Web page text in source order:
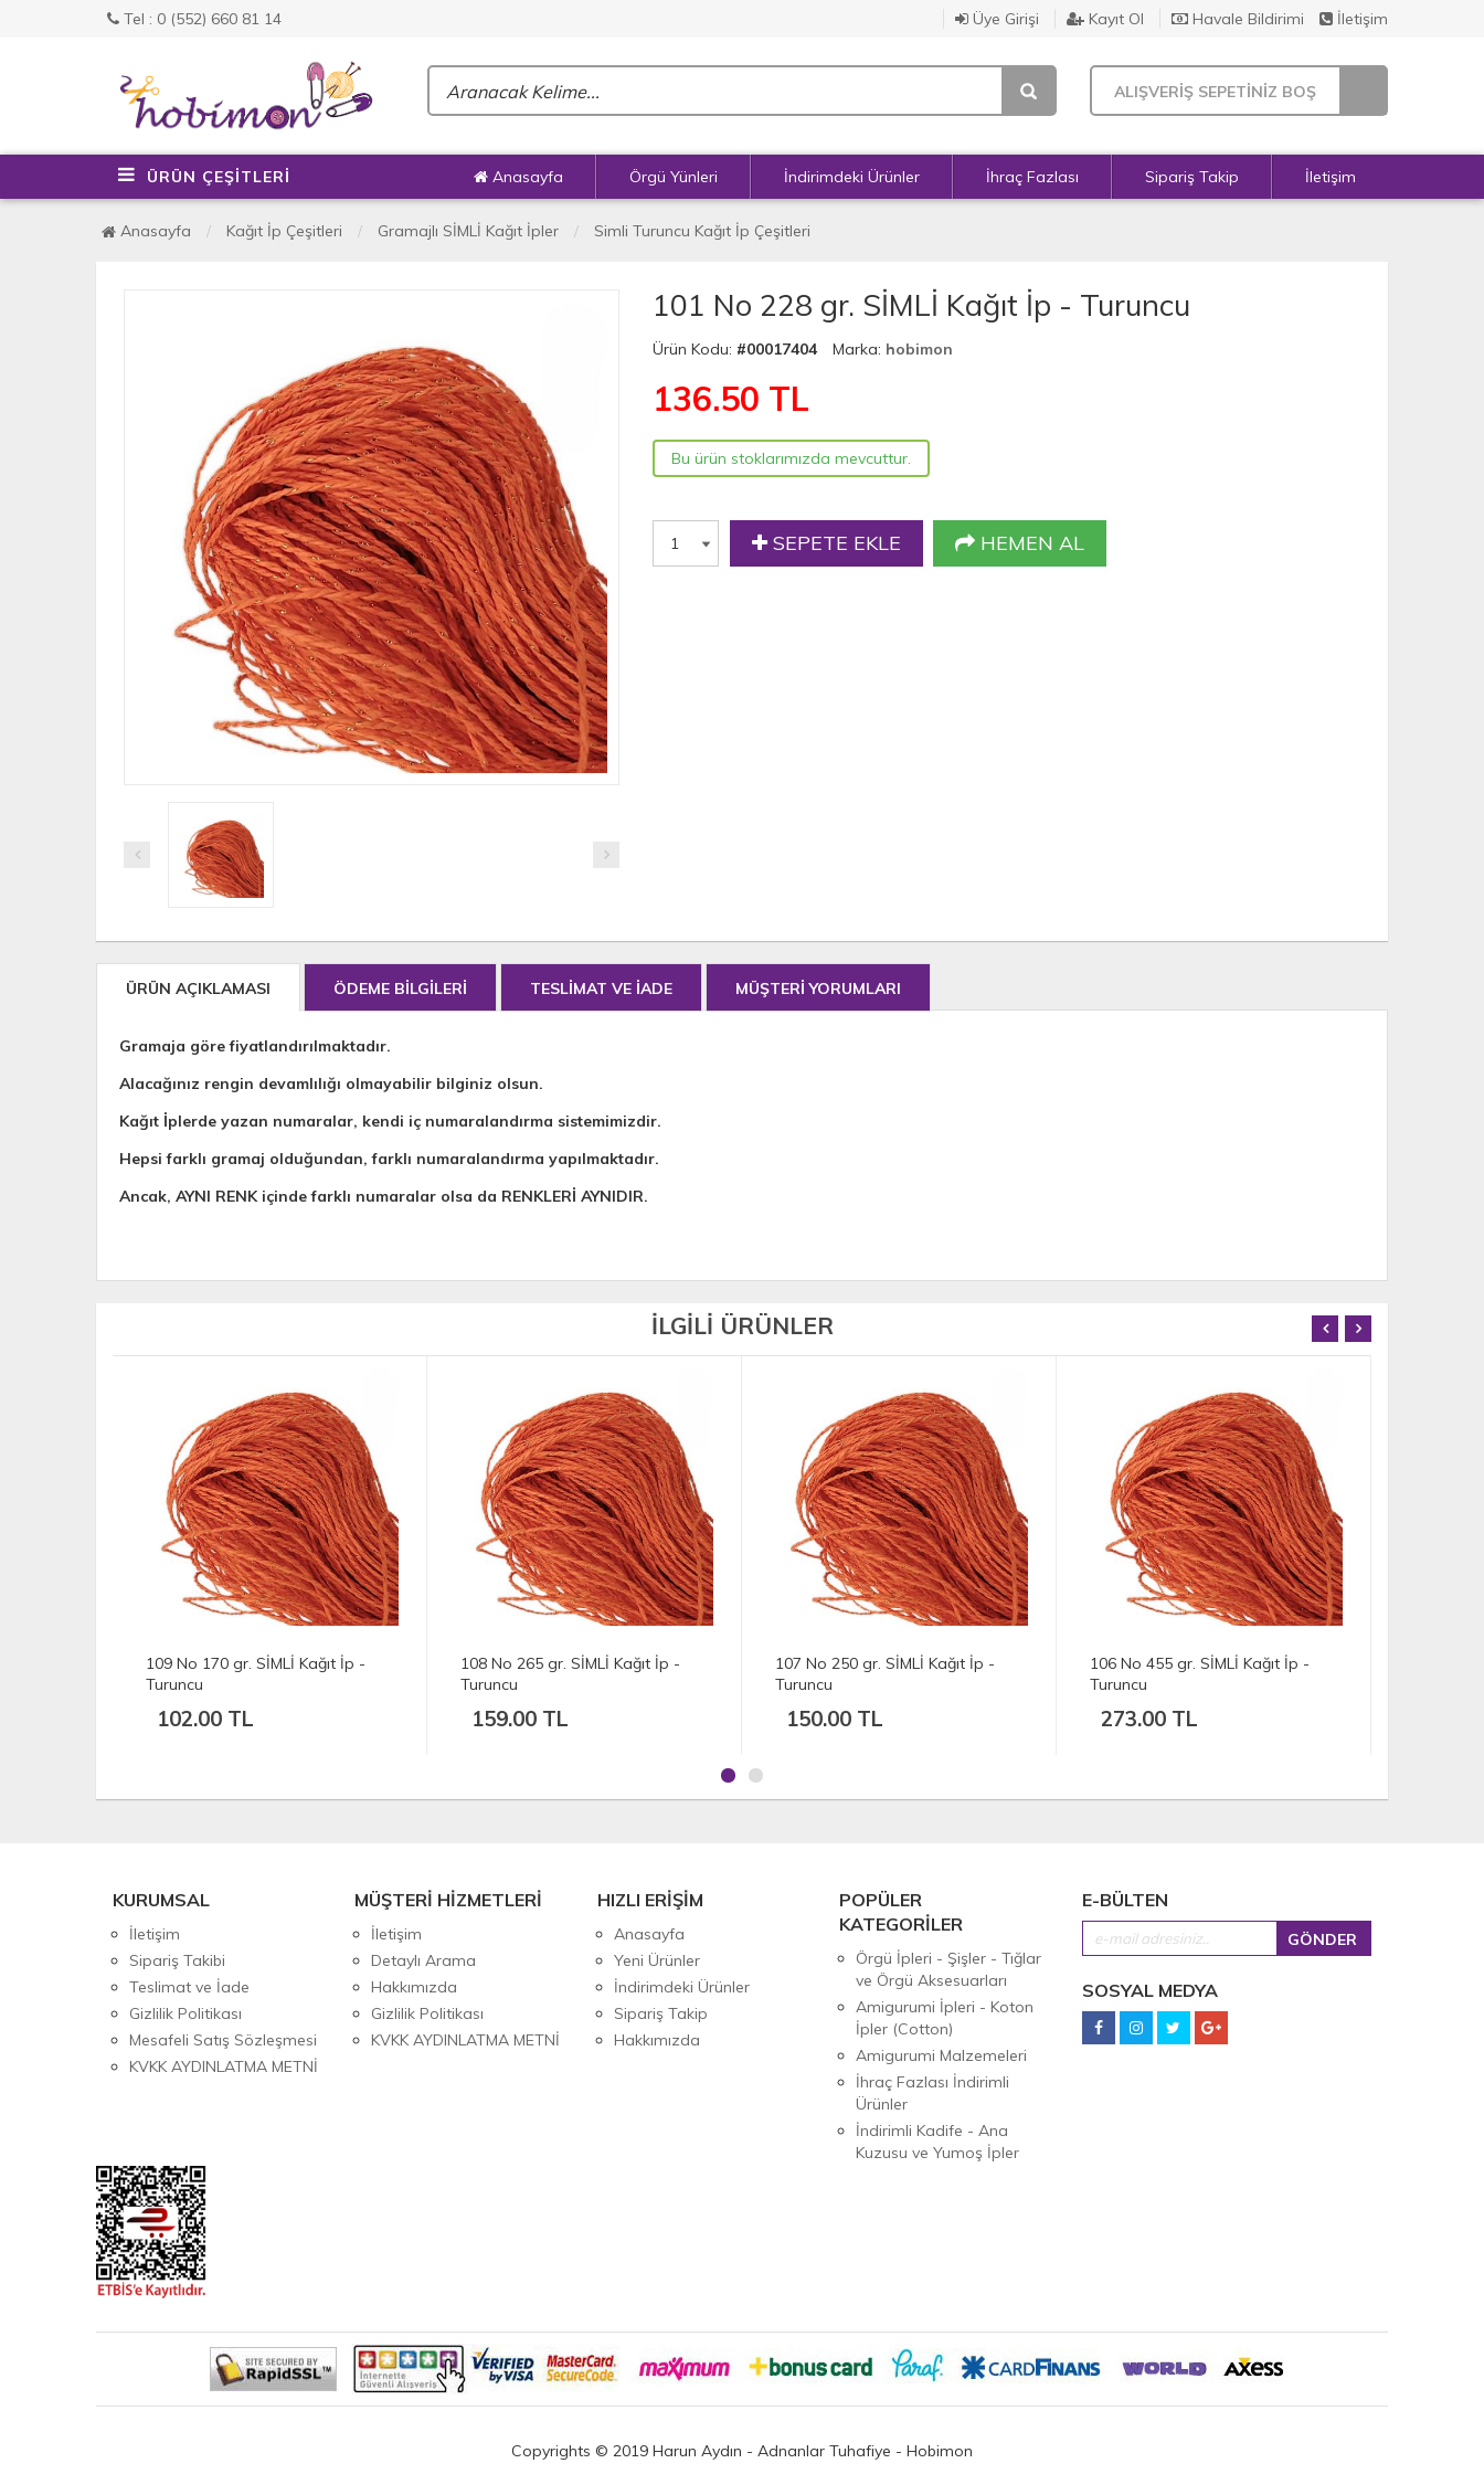
Tel : 0 (552) 660 81 14 Üye Girişi Kayıt Ol Havale Bildirimi İletişim
ALIŞVERİŞ SEPETİNİZ BOŞ
ÜRÜN ÇEŞİTLERİ Anasayfa Örgü Yünleri İndirimdeki Ürünler İhraç Fazlası Sipariş Takip İletişim
Anasayfa Kağıt İp Çeşitleri Gramajlı SİMLİ Kağıt İpler Simli Turuncu Kağıt İp Çeşitleri
101 No 228 gr. SİMLİ Kağıt İp - Turuncu
Ürün Kodu: #00017404 Marka: hobimon
136.50 TL
Bu ürün stoklarımızda mevcuttur.
SEPETE EKLE HEMEN AL
ÜRÜN AÇIKLAMASI ÖDEME BİLGİLERİ TESLİMAT VE İADE MÜŞTERİ YORUMLARI
Gramaja göre fiyatlandırılmaktadır.
Alacağınız rengin devamlılığı olmayabilir bilginiz olsun.
Kağıt İplerde yazan numaralar, kendi iç numaralandırma sistemimizdir.
Hepsi farklı gramaj olduğundan, farklı numaralandırma yapılmaktadır.
Ancak, AYNI RENK içinde farklı numaralar olsa da RENKLERİ AYNIDIR.
İLGİLİ ÜRÜNLER
108 No 265 gr. SİMLİ Kağıt İp -
Turuncu
159.00 TL
107 No 250 gr. SİMLİ Kağıt İp -
Turuncu
150.00 TL
106 No 455 gr. SİMLİ Kağıt İp -
Turuncu
273.00 TL
104 No 185 gr. SİMLİ Kağıt İp -
Turuncu
111.00 TL
KURUMSAL
İletişim
Sipariş Takibi
Teslimat ve İade
Gizlilik Politikası
Mesafeli Satış Sözleşmesi
KVKK AYDINLATMA METNİ
MÜŞTERİ HİZMETLERİ
İletişim
Detaylı Arama
Hakkımızda
Gizlilik Politikası
KVKK AYDINLATMA METNİ
HIZLI ERİŞİM
Anasayfa
Yeni Ürünler
İndirimdeki Ürünler
Sipariş Takip
Hakkımızda
POPÜLER
KATEGORİLER
Örgü İpleri - Şişler - Tığlar
ve Örgü Aksesuarları
Amigurumi İpleri - Koton
İpler (Cotton)
Amigurumi Malzemeleri
İhraç Fazlası İndirimli
Ürünler
İndirimli Kadife - Ana
Kuzusu ve Yumoş İpler
E-BÜLTEN
SOSYAL MEDYA
Copyrights © 2019 Harun Aydın - Adnanlar Tuhafiye - Hobimon